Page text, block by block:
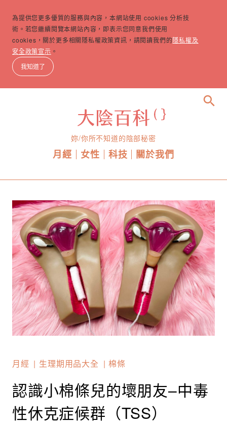
為提供您更多優質的服務與內容，本網站使用 cookies 分析技
術。若您繼續閱覽本網站內容，即表示您同意我們使用
cookies，關於更多相關隱私權政策資訊，請閱讀我們的隱私權及
安全政策宣示 。
我知道了
妳/你所不知道的陰部秘密
月經 女性 科技 關於我們
search
月經 生理期用品大全 棉條
認識小棉條兒的壞朋友–中毒
性休克症候群（TSS）